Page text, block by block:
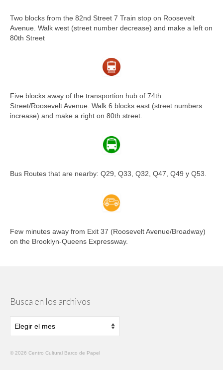
Two blocks from the 82nd Street 7 Train stop on Roosevelt
Avenue. Walk west (street number decrease) and make a left on
80th Street
Five blocks away of the transportion hub of 74th
Street/Roosevelt Avenue. Walk 6 blocks east (street numbers
increase) and make a right on 80th street.
Bus Routes that are nearby: Q29, Q33, Q32, Q47, Q49 y Q53.
Few minutes away from Exit 37 (Roosevelt Avenue/Broadway)
on the Brooklyn-Queens Expressway.
Busca en los archivos
en
archivos
© 2026 Centro Cultural Barco de Papel